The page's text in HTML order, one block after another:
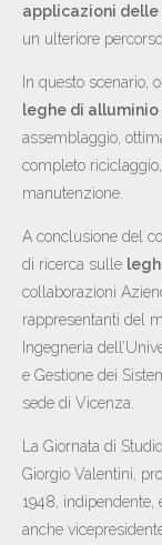
applicazioni
un ulteriore
In questo scenario,
leghe di alluminio
assemblaggio,
completo
manutenzione.
A conclusione del
di ricerca sulle
collaborazioni
rappresentanti del
Ingegneria
e Gestione dei
sede di Vicenza.
La Giornata di
Giorgio Valentini,
1948, indipendente,
anche